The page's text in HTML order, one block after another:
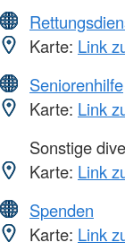
Karte: Link
Seniorenhilfe
Karte: Link
Sonstige
Karte: Link
Spenden
Karte: Link